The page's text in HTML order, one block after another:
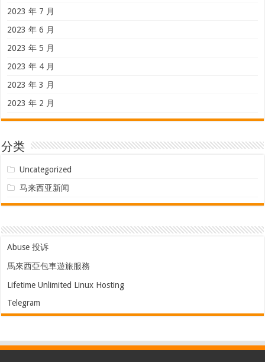
2023 年 7 月
2023 年 6 月
2023 年 5 月
2023 年 4 月
2023 年 3 月
2023 年 2 月
分类
Uncategorized
马来西亚新闻
Abuse 投诉
馬來西亞包車遊旅服務
Lifetime Unlimited Linux Hosting
Telegram